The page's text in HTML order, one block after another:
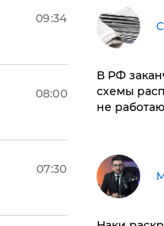
09:34
08:00
07:30
​В РФ
схемы
не